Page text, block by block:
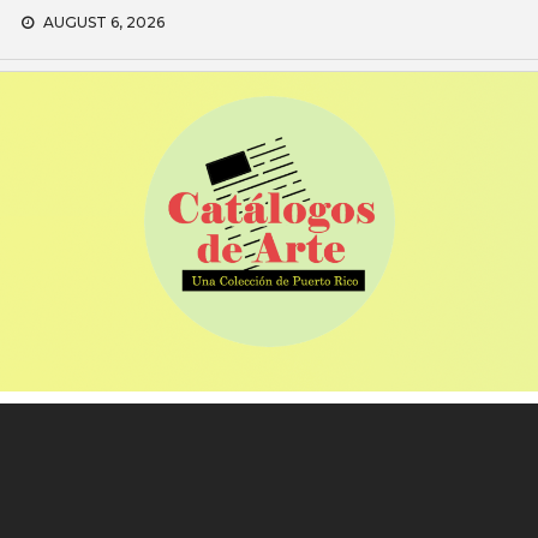
Skip
content
AUGUST 6, 2026